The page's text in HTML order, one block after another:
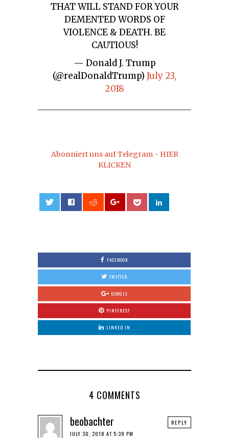
THAT WILL STAND FOR YOUR
DEMENTED WORDS OF
VIOLENCE & DEATH. BE
CAUTIOUS!
— Donald J. Trump
(@realDonaldTrump) July 23,
2018
Abonniert uns auf Telegram - HIER
KLICKEN
FACEBOOK
TWITTER
GOOGLE
PINTEREST
LINKED IN
4 COMMENTS
beobachter
JULY 30, 2018 AT 5:39 PM
REPLY